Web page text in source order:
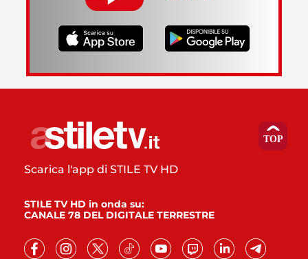
Scarica l'app di STILE TV HD
STILE TV HD in onda su:
CANALE 78 DEL DIGITALE TERRESTRE